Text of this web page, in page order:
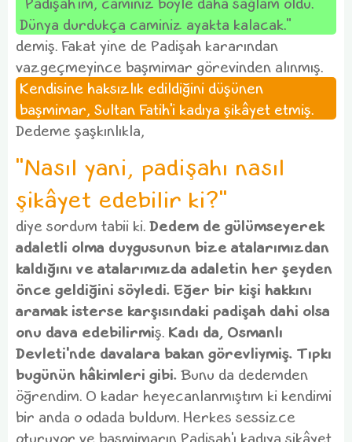
Dünya durdukça caminiz ayakta kalacak."
demiş. Fakat yine de Padişah kararından
vazgeçmeyince başmimar görevinden alınmış.
Kendisine haksızlık edildiğini düşünen
başmimar, Sultan Fatih'i kadıya şikâyet etmiş.
Dedeme şaşkınlıkla,
"Nasıl yani, padişahı nasıl
şikâyet edebilir ki?"
diye sordum tabii ki.Dedem de gülümseyerek
adaletli olma duygusunun bize atalarımızdan
kaldığını ve atalarımızda adaletin her şeyden
önce geldiğini söyledi. Eğer bir kişi hakkını
aramak isterse karşısındaki padişah dahi olsa
onu dava edebilirmiş. Kadı da, Osmanlı
Devleti'nde davalara bakan görevliymiş. Tıpkı
bugünün hâkimleri gibi.Bunu da dedemden
öğrendim. O kadar heyecanlanmıştım ki kendimi
bir anda o odada buldum. Herkes sessizce
oturuyor ve başmimarın Padişah'ı kadıya şikâyet